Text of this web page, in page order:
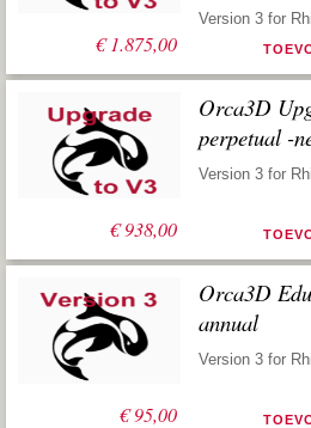
€1.875,00
Version 3 for
€938,00
Orca3D
perpetual -
Version 3 for
€95,00
Orca3D
annual
Version 3 for